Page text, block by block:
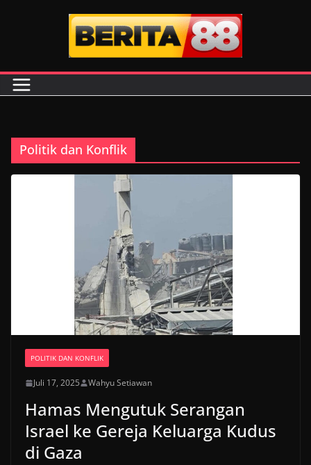
Politik dan Konflik
POLITIK DAN KONFLIK
Juli 17, 2025 Wahyu Setiawan
Hamas Mengutuk Serangan
Israel ke Gereja Keluarga Kudus
di Gaza